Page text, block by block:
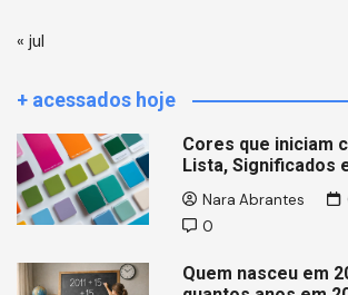
« jul
+ acessados hoje
Cores que iniciam
Lista, Significados
Nara Abrantes
0
Quem nasceu em